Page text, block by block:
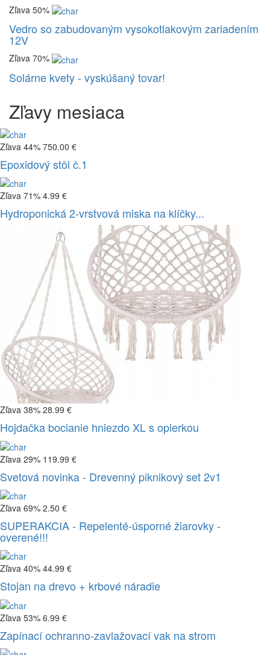
Zľava 50%
Vedro so zabudovaným vysokotlakovým zariadením
12V
Zľava 70%
Solárne kvety - vyskúšaný tovar!
Zľavy mesiaca
Zľava 44% 750.00 €
Epoxidový stôl č.1
Zľava 71% 4.99 €
Hydroponická 2-vrstvová miska na klíčky...
Zľava 38% 28.99 €
Hojdačka bocianie hniezdo XL s opierkou
Zľava 29% 119.99 €
Svetová novinka - Drevenný piknikový set 2v1
Zľava 69% 2.50 €
SUPERAKCIA - Repelenté-úsporné žiarovky -
overené!!!
Zľava 40% 44.99 €
Stojan na drevo + krbové náradie
Zľava 53% 6.99 €
Zapínací ochranno-zavlažovací vak na strom